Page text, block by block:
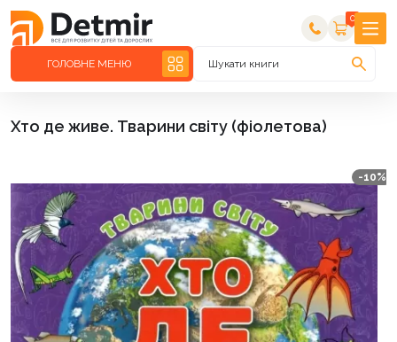
0
ГОЛОВНЕ МЕНЮ Шукати книги
Хто де живе. Тварини світу (фіолетова)
-10%